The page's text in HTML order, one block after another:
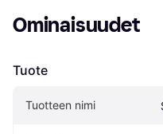
Ominaisuudet
Tuote
Tuotteen nimi